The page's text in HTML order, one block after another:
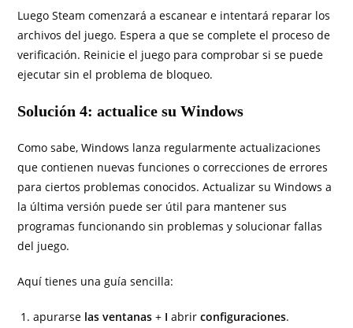
Luego Steam comenzará a escanear e intentará reparar los
archivos del juego. Espera a que se complete el proceso de
verificación. Reinicie el juego para comprobar si se puede
ejecutar sin el problema de bloqueo.
Solución 4: actualice su Windows
Como sabe, Windows lanza regularmente actualizaciones
que contienen nuevas funciones o correcciones de errores
para ciertos problemas conocidos. Actualizar su Windows a
la última versión puede ser útil para mantener sus
programas funcionando sin problemas y solucionar fallas
del juego.
Aquí tienes una guía sencilla:
apurarse las ventanas + I abrirconfiguraciones.